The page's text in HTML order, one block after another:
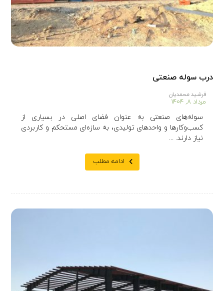
درب سوله صنعتی
فرشید محمدیان
مرداد ۸, ۱۴۰۴
سوله‌های صنعتی به عنوان فضای اصلی در بسیاری از
کسب‌وکارها و واحدهای تولیدی، به سازه‌ای مستحکم و کاربردی
نیاز دارند. ...
ادامه مطلب